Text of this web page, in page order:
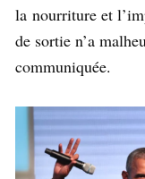
la nourriture et
de sortie n’a
communiquée.